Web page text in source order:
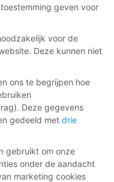
geven voor
voor de
Deze kunnen niet
ons te begrijpen hoe
Deze gegevens
gedeeld met drie
gebruikt om onze
onder de aandacht
marketing cookies